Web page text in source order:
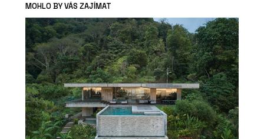
MOHLO BY VÁS ZAJÍMAT